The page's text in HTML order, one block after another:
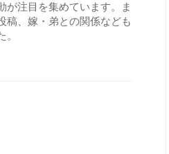
が注目を集めています。ま
稿、嫁・弟との関係なども